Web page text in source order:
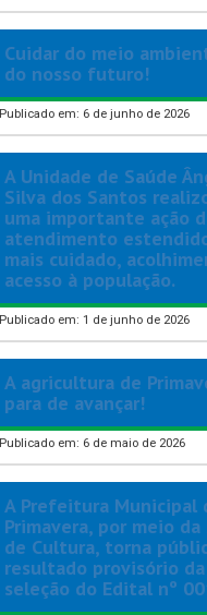
Cuidar do meio
do nosso futuro!
Publicado em: 6 de junho de 2026
A Unidade de Saúde
Silva dos Santos
uma importante ação
atendimento
mais cuidado,
acesso à população.
Publicado em: 1 de junho de 2026
A agricultura de
para de avançar!
Publicado em: 6 de maio de 2026
A Prefeitura Municipal
Primavera, por meio
de Cultura, torna
resultado provisório
seleção do Edital nº